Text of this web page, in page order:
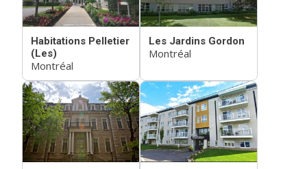
Habitations Pelletier
(Les)
Montréal
Les Jardins Gordon
Montréal